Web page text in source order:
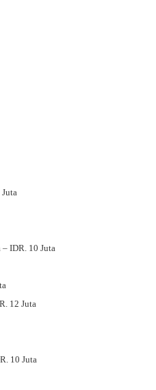
IDR. 10 Juta
12 Juta
10 Juta